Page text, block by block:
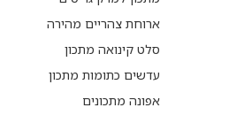
ארוחת צהריים מהירה
סלט קינואה מתכון
עדשים כתומות מתכון
אפונה מתכונים